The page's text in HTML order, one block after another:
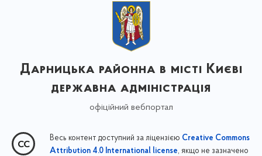
Дарницька районна в місті Києві
державна адміністрація
офіційний вебпортал
Весь контент доступний за ліцензією Creative Commons
Attribution 4.0 International license, якщо не зазначено